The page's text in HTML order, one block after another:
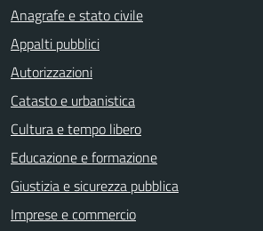
Anagrafe e stato civile
Appalti pubblici
Autorizzazioni
Catasto e urbanistica
Cultura e tempo libero
Educazione e formazione
Giustizia e sicurezza pubblica
Imprese e commercio